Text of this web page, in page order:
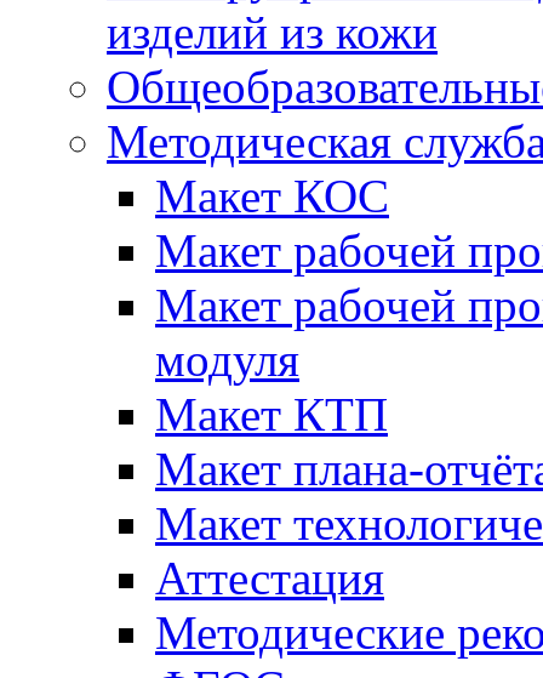
изделий из кожи
Методическая
Макет КОС
Макет рабочей
Макет рабочей
модуля
Макет КТП
Макет плана-
Макет
Аттестация
Методические